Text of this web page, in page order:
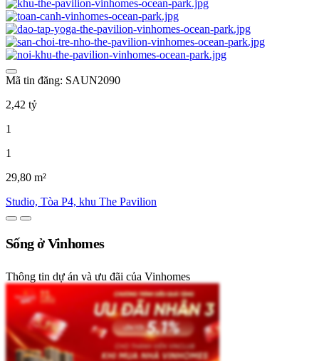
Mã tin đăng: SAUN2090
2,42 tỷ
1
1
29,80 m²
Studio, Tòa P4, khu The Pavilion
Sống ở Vinhomes
Thông tin dự án và ưu đãi của Vinhomes